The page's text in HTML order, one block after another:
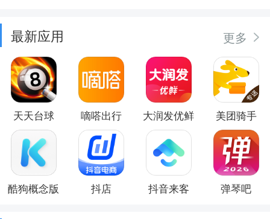
最新应用 更多
天天台球 嘀嗒出行 大润发优鲜 美团骑手
酷狗概念版 抖店 抖音来客 弹琴吧